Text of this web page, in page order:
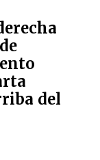
del